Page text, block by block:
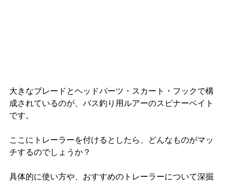
大きなブレードとヘッドパーツ・スカート・フックで構
成されているのが、バス釣り用ルアーのスピナーベイト
です。
ここにトレーラーを付けるとしたら、どんなものがマッ
チするのでしょうか？
具体的に使い方や、おすすめのトレーラーについて深掘